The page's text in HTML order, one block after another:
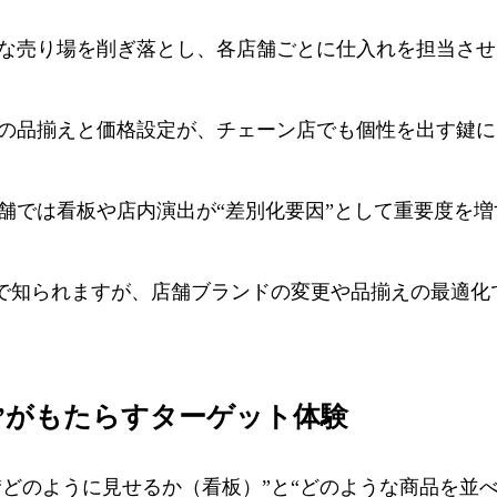
売り場を削ぎ落とし、各店舗ごとに仕入れを担当さ
品揃えと価格設定が、チェーン店でも個性を出す鍵に
では看板や店内演出が“差別化要因”として重要度を
知られますが、店舗ブランドの変更や品揃えの最適
もたらすターゲット体験
のように見せるか（看板）”と“どのような商品を並